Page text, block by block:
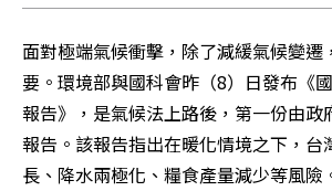
面對極端氣候衝擊，除了減緩氣候變遷
要。環境部與國科會昨（8）日發布《
報告》，是氣候法上路後，第一份由政
報告。該報告指出在暖化情境之下，台
長、降水兩極化、糧食產量減少等風險